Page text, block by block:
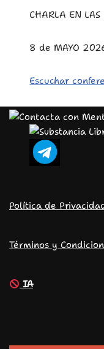
CHARLA EN
8 de MAYO
Escuchar
Política de
Términos y
IA